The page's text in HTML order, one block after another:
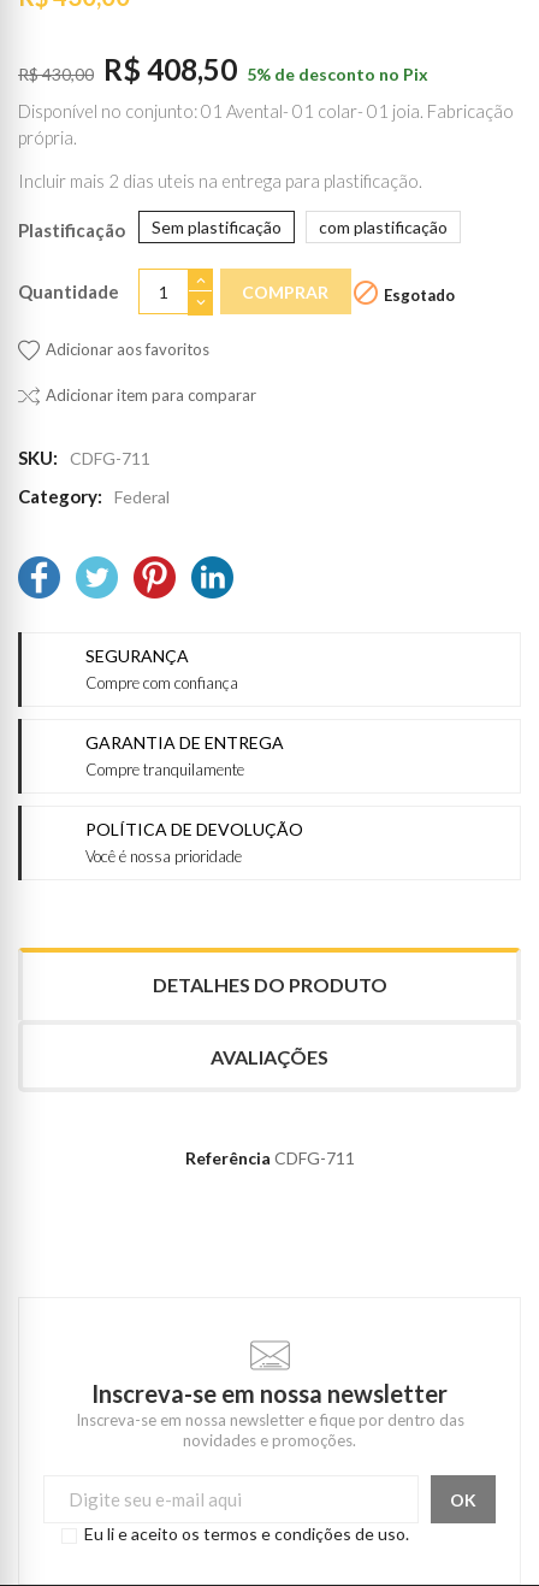
R$ 430,00 R$ 408,50 5% de desconto no Pix
Disponível no conjunto: 01 Avental- 01 colar- 01 joia. Fabricação
própria.
Incluir mais 2 dias uteis na entrega para plastificação.
Plastificação Sem plastificação com plastificação
Quantidade COMPRAR  Esgotado
Adicionar aos favoritos
Adicionar item para comparar
SKU: CDFG-711
Category: Federal
SEGURANÇA
Compre com confiança
GARANTIA DE ENTREGA
Compre tranquilamente
POLÍTICA DE DEVOLUÇÃO
Você é nossa prioridade
DETALHES DO PRODUTO
AVALIAÇÕES
Referência CDFG-711
Inscreva-se em nossa newsletter
Inscreva-se em nossa newsletter e fique por dentro das
novidades e promoções.
Eu li e aceito os termos e condições de uso.